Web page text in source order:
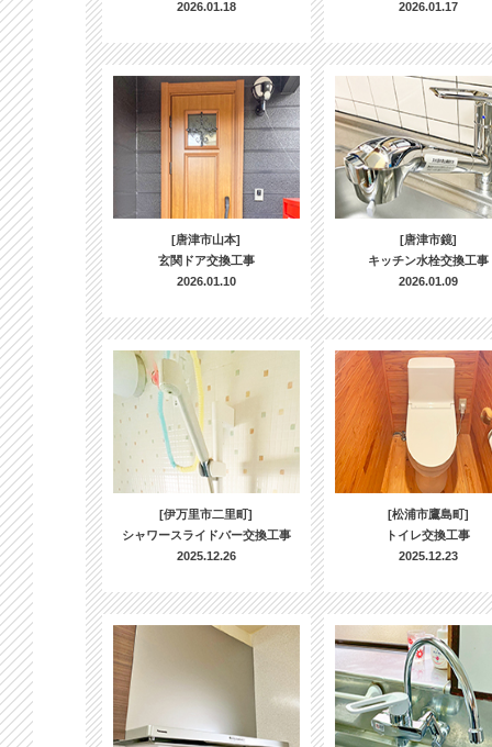
2026.01.18
2026.01.17
[唐津市山本]
玄関ドア交換工事
2026.01.10
[唐津市鏡]
キッチン水栓交換工事
2026.01.09
[伊万里市二里町]
シャワースライドバー交換工事
2025.12.26
[松浦市鷹島町]
トイレ交換工事
2025.12.23